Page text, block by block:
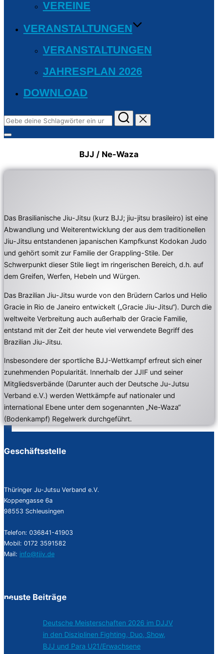
VEREINE
VERANSTALTUNGEN
VERANSTALTUNGEN
JAHRESPLAN 2026
DOWNLOAD
Suchen
nach:
Seitenleiste
BJJ / Ne-Waza
Das Brasilianische Jiu-Jitsu (kurz BJJ; jiu-jitsu brasileiro) ist eine
Abwandlung und Weiterentwicklung der aus dem traditionellen
Jiu-Jitsu entstandenen japanischen Kampfkunst Kodokan Judo
und gehört somit zur Familie der Grappling-Stile. Der
Schwerpunkt dieser Stile liegt im ringerischen Bereich, d.h. auf
dem Greifen, Werfen, Hebeln und Würgen.
Das Brazilian Jiu-Jitsu wurde von den Brüdern Carlos und Helio
Gracie in Rio de Janeiro entwickelt („Gracie Jiu-Jitsu“). Durch die
weltweite Verbreitung auch außerhalb der Gracie Familie,
entstand mit der Zeit der heute viel verwendete Begriff des
Brazilian Jiu-Jitsu.
Insbesondere der sportliche BJJ-Wettkampf erfreut sich einer
zunehmenden Popularität. Innerhalb der JJIF und seiner
Mitgliedsverbände (Darunter auch der Deutsche Ju-Jutsu
Verband e.V.) werden Wettkämpfe auf nationaler und
international Ebene unter dem sogenannten „Ne-Waza“
(Bodenkampf) Regelwerk durchgeführt.
Geschäftsstelle
Thüringer Ju-Jutsu Verband e.V.
Koppengasse 6a
98553 Schleusingen
Telefon: 036841-41903
Mobil: 0172 3591582
Mail: info@tjjv.de
neuste Beiträge
Deutsche Meisterschaften 2026 im DJJV
in den Disziplinen Fighting, Duo, Show,
BJJ und Para U21/Erwachsene